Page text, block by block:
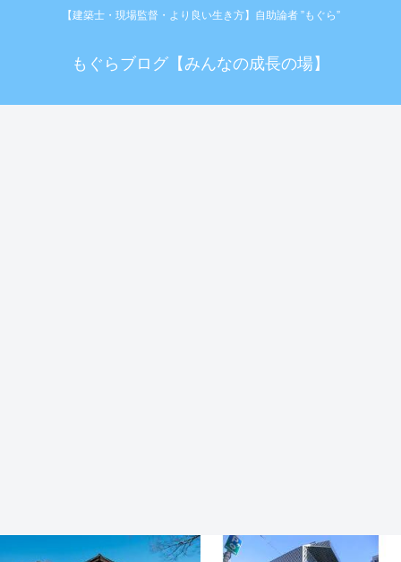
【建築士・現場監督・より良い生き方】自助論者 ”もぐら”
もぐらブログ【みんなの成長の場】